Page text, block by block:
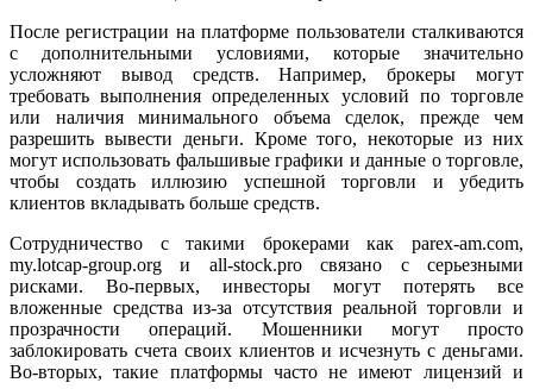
После регистрации на платформе пользователи сталкиваются
с дополнительными условиями, которые значительно
усложняют вывод средств. Например, брокеры могут
требовать выполнения определенных условий по торговле
или наличия минимального объема сделок, прежде чем
разрешить вывести деньги. Кроме того, некоторые из них
могут использовать фальшивые графики и данные о торговле,
чтобы создать иллюзию успешной торговли и убедить
клиентов вкладывать больше средств.
Сотрудничество с такими брокерами как parex-am.com,
my.lotcap-group.org и all-stock.pro связано с серьезными
рисками. Во-первых, инвесторы могут потерять все
вложенные средства из-за отсутствия реальной торговли и
прозрачности операций. Мошенники могут просто
заблокировать счета своих клиентов и исчезнуть с деньгами.
Во-вторых, такие платформы часто не имеют лицензий и